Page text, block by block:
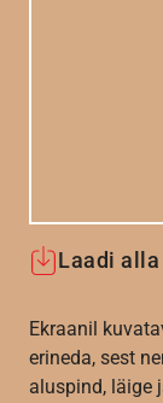
Laadi
Ekraanil
erineda, sest
aluspind, läige